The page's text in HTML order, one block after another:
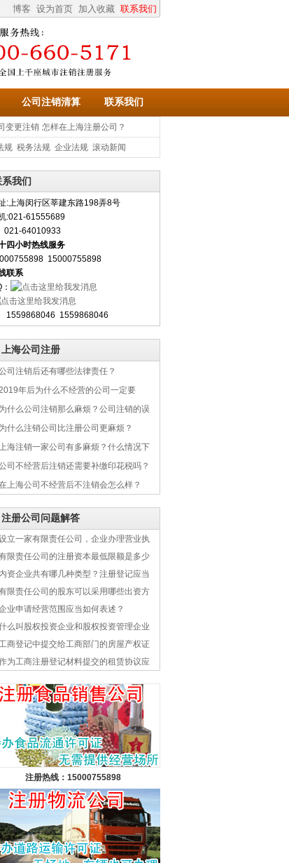
博客 设为首页 加入收藏 联系我们
公司注销清算 联系我们
变更注销 怎样在上海注册公司？
规 税务法规 企业法规 滚动新闻
系我们
:上海闵行区莘建东路198弄8号
:021-61555689
64010933
四小时热线服务
15000755898
联系
1559868046
上海公司注册
司注销后还有哪些法律责任？
年后为什么不经营的公司一定要
为什么公司注销那么麻烦？公司注销的误
为什么注销公司比注册公司更麻烦？
海注销一家公司有多麻烦？什么情况下
司不经营后注销还需要补缴印花税吗？
上海公司不经营后不注销会怎么样？
注册公司问题解答
立一家有限责任公司，企业办理营业执
限责任公司的注册资本最低限额是多少
内资企业共有哪几种类型？注册登记应当
限责任公司的股东可以采用哪些出资方
业申请经营范围应当如何表述？
么叫股权投资企业和股权投资管理企业
商登记中提交给工商部门的房屋产权证
为工商注册登记材料提交的租赁协议应
注册热线：15000755898